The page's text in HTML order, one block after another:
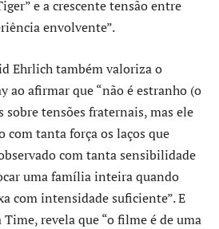
e a crescente tensão entre
envolvente”.
Ehrlich também valoriza o
ao afirmar que “não é estranho (o
sobre tensões fraternais, mas ele
com tanta força os laços que
com tanta sensibilidade
uma família inteira quando
com intensidade suficiente”. E
Time, revela que “o filme é de uma